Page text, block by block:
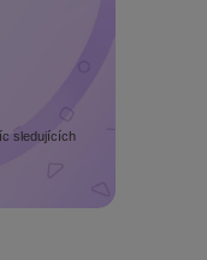
sledujících